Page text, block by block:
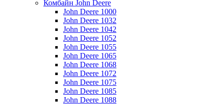
Комбайн John Deere
John Deere 1000
John Deere 1032
John Deere 1042
John Deere 1052
John Deere 1055
John Deere 1065
John Deere 1068
John Deere 1072
John Deere 1075
John Deere 1085
John Deere 1088